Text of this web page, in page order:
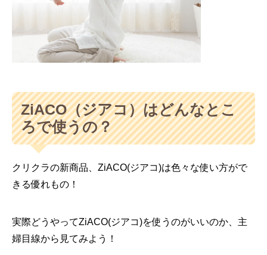
ZiACO（ジアコ）はどんなとこ
ろで使うの？
クリクラの新商品、ZiACO(ジアコ)は色々な使い方がで
きる優れもの！
実際どうやってZiACO(ジアコ)を使うのがいいのか、主
婦目線から見てみよう！